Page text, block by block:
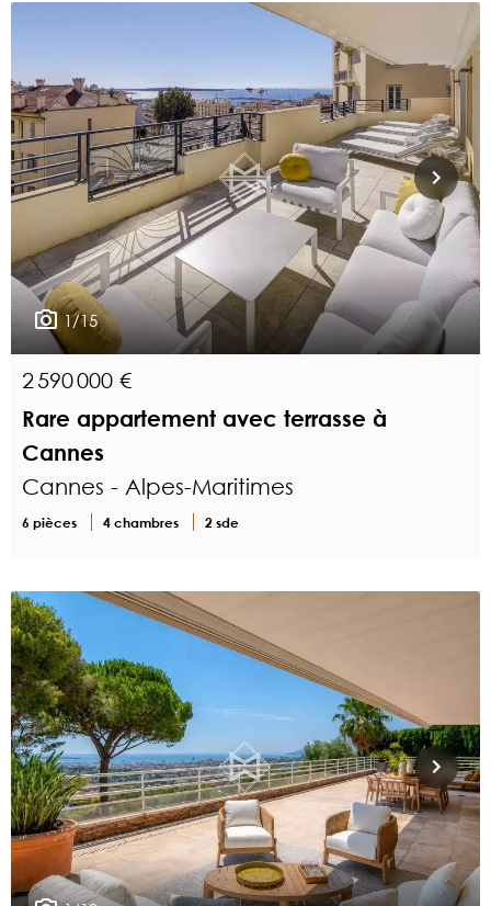
1/15
2 590 000 €
Rare appartement avec terrasse à
Cannes
Cannes - Alpes-Maritimes
6 pièces 4 chambres 2 sde